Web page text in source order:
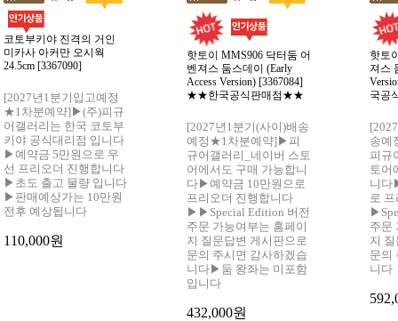
코토부키야 진격의 거인
미카사 아커만 오시웍
24.5cm [3367090]
[2027년1분기입고예정
★1차분예약]▶(주)피규
어갤러리는 한국 코토부
키야 공식대리점 입니다
▶예약금 5만원으로 우
선 프리오더 진행합니다
▶초도 출고 물량 입니다
▶판매예상가는 10만원
전후 예상됩니다
110,000원
핫토이 MMS906 닥터둠 어
벤져스 둠스데이 (Early
Access Version) [3367084]
★★한국공식판매점★★
[2027년1분기(사이)배송
예정★1차분예약]▶피
규어갤러리_네이버 스토
어에서도 구매 가능합니
다▶예약금 10만원으로
프리오더 진행합니다
▶▶Special Edition 버전
주문 가능여부는 홈페이
지 질문답변 게시판으로
문의 주시면 감사하겠습
니다▶둠 왕좌는 미포함
입니다
432,000원
핫토
져스
국공
송
피규
토어
니다
로
주문
지
문의
니다